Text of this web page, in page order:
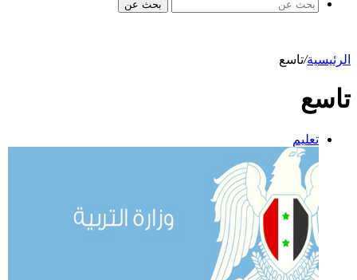
بحث عن
الرئيسية/تاسع
تاسع
تعليم